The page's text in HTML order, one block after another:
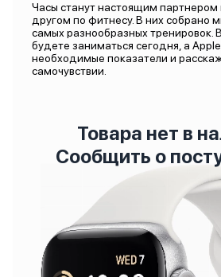
Часы станут настоящим партнером
другом по фитнесу. В них собрано
самых разнообразных тренировок.
будете заниматься сегодня, а
необходимые показатели и
самочувствии.
Товара нет в
Сообщить о